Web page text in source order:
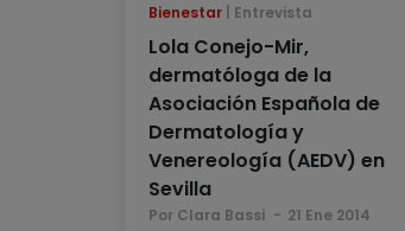
Bienestar Entrevista
Lola Conejo-Mir,
dermatóloga de la
Asociación Española de
Dermatología y
Venereología (AEDV) en
Sevilla
Por Clara Bassi 21 Ene 2014